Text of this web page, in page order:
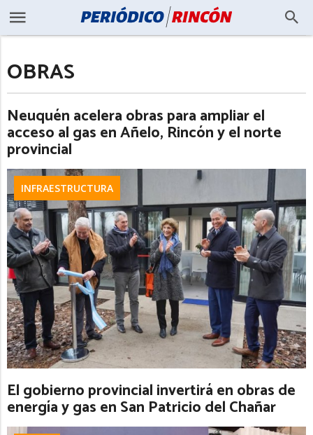
OBRAS
Neuquén acelera obras para ampliar el
acceso al gas en Añelo, Rincón y el norte
provincial
INFRAESTRUCTURA
El gobierno provincial invertirá en obras de
energía y gas en San Patricio del Chañar